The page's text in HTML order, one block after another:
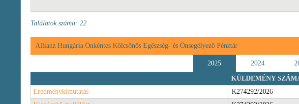
Találatok száma: 22
Allianz Hungária Önkéntes Kölcsönös Egészség- és Önsegélyező Pénztár
2025 2024
KÜLDEMÉNY
Eredménykimutatás
K274292/2026